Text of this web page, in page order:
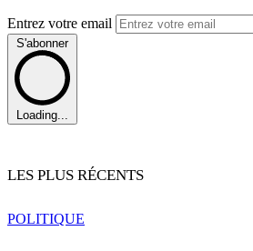
Entrez votre email
S'abonner
Loading...
LES PLUS RÉCENTS
POLITIQUE